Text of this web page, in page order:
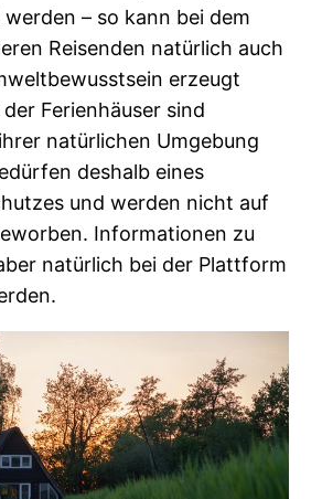
– so kann bei dem
Reisenden natürlich auch
erzeugt
Ferienhäuser sind
natürlichen Umgebung
deshalb eines
und werden nicht auf
Informationen zu
natürlich bei der Plattform